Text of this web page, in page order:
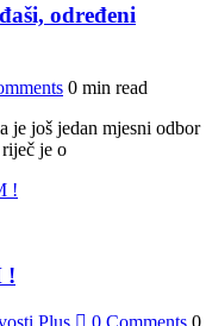
određeni
0 min read
je još jedan mjesni odbor
je o
!